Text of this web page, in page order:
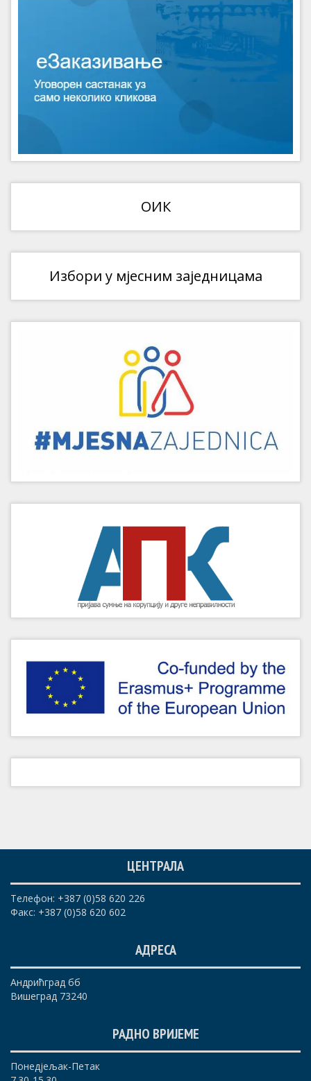
ОИК
Избори у мјесним заједницама
ЦЕНТРАЛА
Телефон: +387 (0)58 620 226
Факс: +387 (0)58 620 602
АДРЕСА
Андрићград бб
Вишеград 73240
РАДНО ВРИЈЕМЕ
Понедјељак-Петак